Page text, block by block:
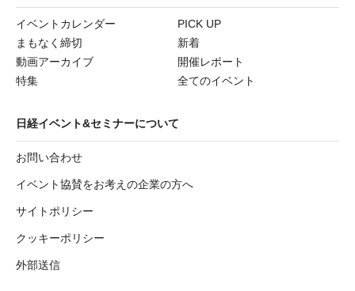
イベントカレンダー
PICK UP
まもなく締切
新着
動画アーカイブ
開催レポート
特集
全てのイベント
日経イベント&セミナーについて
お問い合わせ
イベント協賛をお考えの企業の方へ
サイトポリシー
クッキーポリシー
外部送信